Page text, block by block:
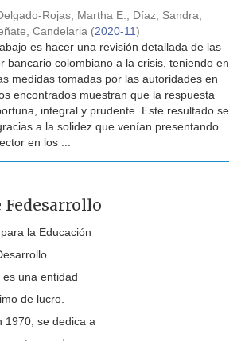
Rojas, Martha E.; Díaz, Sandra;
Candelaria (2020-11)
es hacer una revisión detallada de las
bancario colombiano a la crisis, teniendo en
medidas tomadas por las autoridades en
encontrados muestran que la respuesta
integral y prudente. Este resultado se
a la solidez que venían presentando
en los ...
Fedesarrollo
la Educación
una entidad
de lucro.
1970, se dedica a